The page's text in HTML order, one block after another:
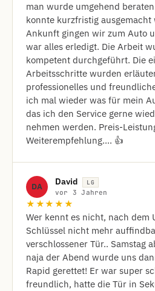
man wurde umgehend
konnte kurzfristig
Ankunft gingen wir zum Auto
war alles erledigt. Die Arbeit
kompetent durchgeführt. Die
Arbeitsschritte wurden
professionelles und
ich mal wieder was für mein
das ich den Service gerne
nehmen werden. Preis-
Weiterempfehlung.... 👍
DA David LG
vor 3 Jahren
★★★★★
Wer kennt es nicht, nach dem
Schlüssel nicht mehr
verschlossener Tür.. Samstag
naja der Abend wurde uns
Rapid gerettet! Er war super
freundlich, hatte die Tür in